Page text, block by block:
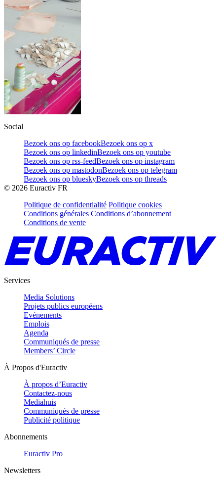
Social
Bezoek ons op facebookBezoek ons op x
Bezoek ons op linkedinBezoek ons op youtube
Bezoek ons op rss-feedBezoek ons op instagram
Bezoek ons op mastodonBezoek ons op telegram
Bezoek ons op blueskyBezoek ons op threads
© 2026 Euractiv FR
Politique de confidentialité Politique cookies
Conditions générales Conditions d’abonnement
Conditions de vente
Services
Media Solutions
Projets publics européens
Evénements
Emplois
Agenda
Communiqués de presse
Members’ Circle
À Propos d'Euractiv
À propos d’Euractiv
Contactez-nous
Mediahuis
Communiqués de presse
Publicité politique
Abonnements
Euractiv Pro
Newsletters